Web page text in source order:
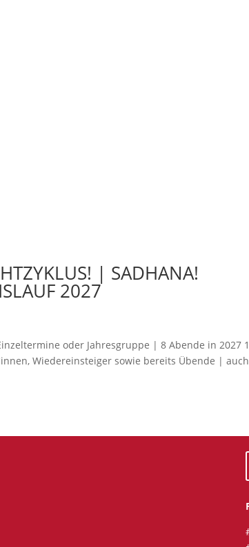
| SADHANA!
2027
oder Jahresgruppe | 8 Abende in 2027
Wiedereinsteiger sowie bereits Übende |